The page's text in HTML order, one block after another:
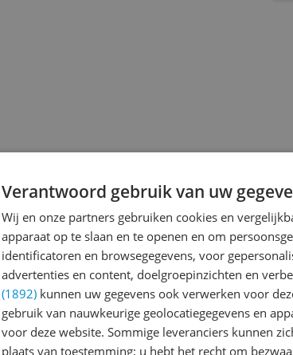
nuLaatste prijsupdate
07-08-2026
Verantwoord gebruik van uw
Wij en onze partners gebruiken cookies en
apparaat op te slaan en te openen en om
identificatoren en browsegegevens, voor
advertenties en content, doelgroepinzichten en
(1892) kunnen uw gegevens ook verwerken voor
gebruik van nauwkeurige geolocatiegegevens en
voor deze website. Sommige leveranciers kunnen
plaats van toestemming; u hebt het recht om